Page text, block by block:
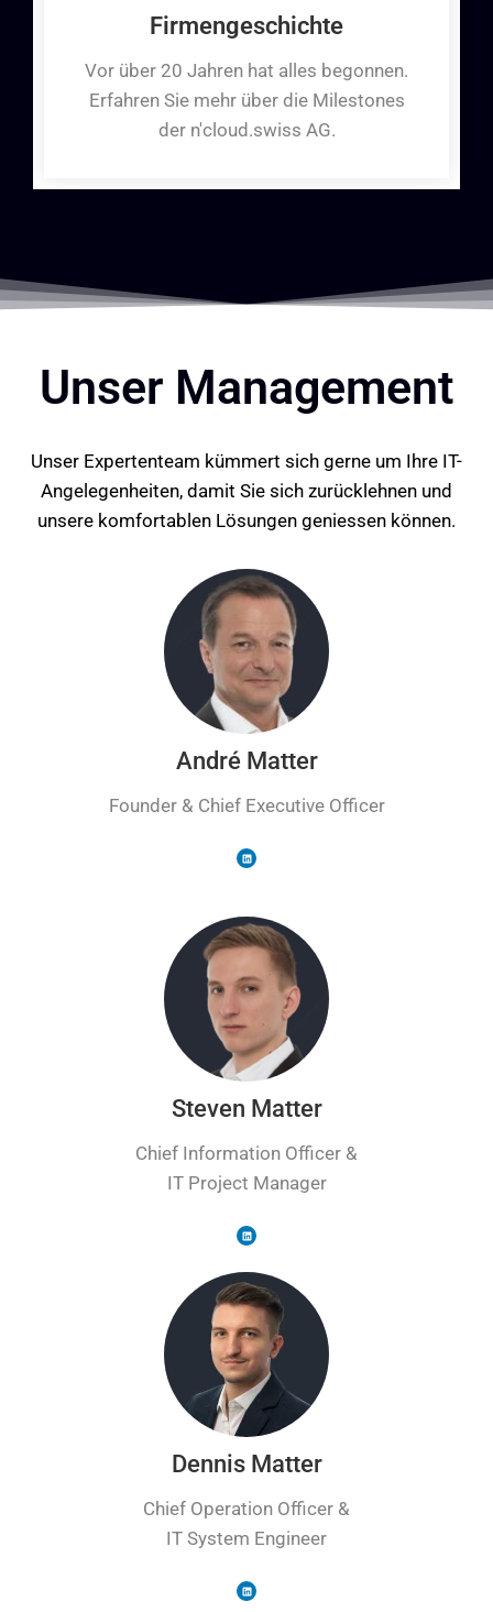
Firmengeschichte
Vor über 20 Jahren hat alles begonnen.
Erfahren Sie mehr über die Milestones
der n'cloud.swiss AG.
Unser Management
Unser Expertenteam kümmert sich gerne um Ihre IT-
Angelegenheiten, damit Sie sich zurücklehnen und
unsere komfortablen Lösungen geniessen können.
André Matter
Founder & Chief Executive Officer
Steven Matter
Chief Information Officer &
IT Project Manager
Dennis Matter
Chief Operation Officer &
IT System Engineer